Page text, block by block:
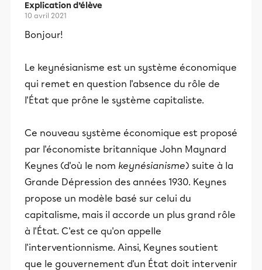
Explication d’élève
10 avril 2021
Bonjour!
Le keynésianisme est un système économique
qui remet en question l'absence du rôle de
l'État que prône le système capitaliste.
Ce nouveau système économique est proposé
par l'économiste britannique John Maynard
Keynes (d'où le nom keynésianisme) suite à la
Grande Dépression des années 1930. Keynes
propose un modèle basé sur celui du
capitalisme, mais il accorde un plus grand rôle
à l'État. C'est ce qu'on appelle
l'interventionnisme. Ainsi, Keynes soutient
que le gouvernement d'un État doit intervenir